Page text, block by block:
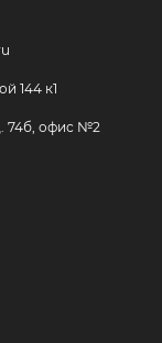
144 к1
74б, офис №2